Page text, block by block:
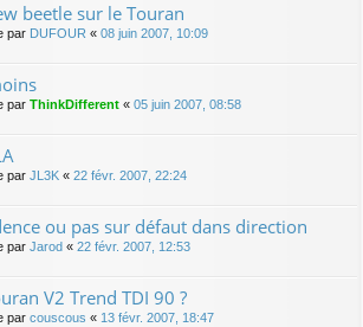
beetle sur le Touran
par DUFOUR « 08 juin 2007, 10:09
par ThinkDifferent « 05 juin 2007, 08:58
par JL3K « 22 févr. 2007, 22:24
ou pas sur défaut dans direction
par Jarod « 22 févr. 2007, 12:53
V2 Trend TDI 90 ?
par couscous « 13 févr. 2007, 18:47